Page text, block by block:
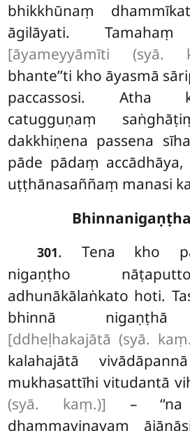
bhikkhūnaṃ
āgilāyati. Tamahaṃ
[āyameyyāmīti (syā.
bhante’’ti kho āyasmā
paccassosi. Atha
catugguṇaṃ
dakkhiṇena passena
pāde pādaṃ
uṭṭhānasaññaṃ manasi
301. Tena kho
nigaṇṭho
adhunākālaṅkato hoti.
bhinnā nigaṇṭhā
[ddheḷhakajātā (syā.
kalahajātā
mukhasattīhi vitudantā
(syā. kaṃ.)] –
dhammavinayaṃ